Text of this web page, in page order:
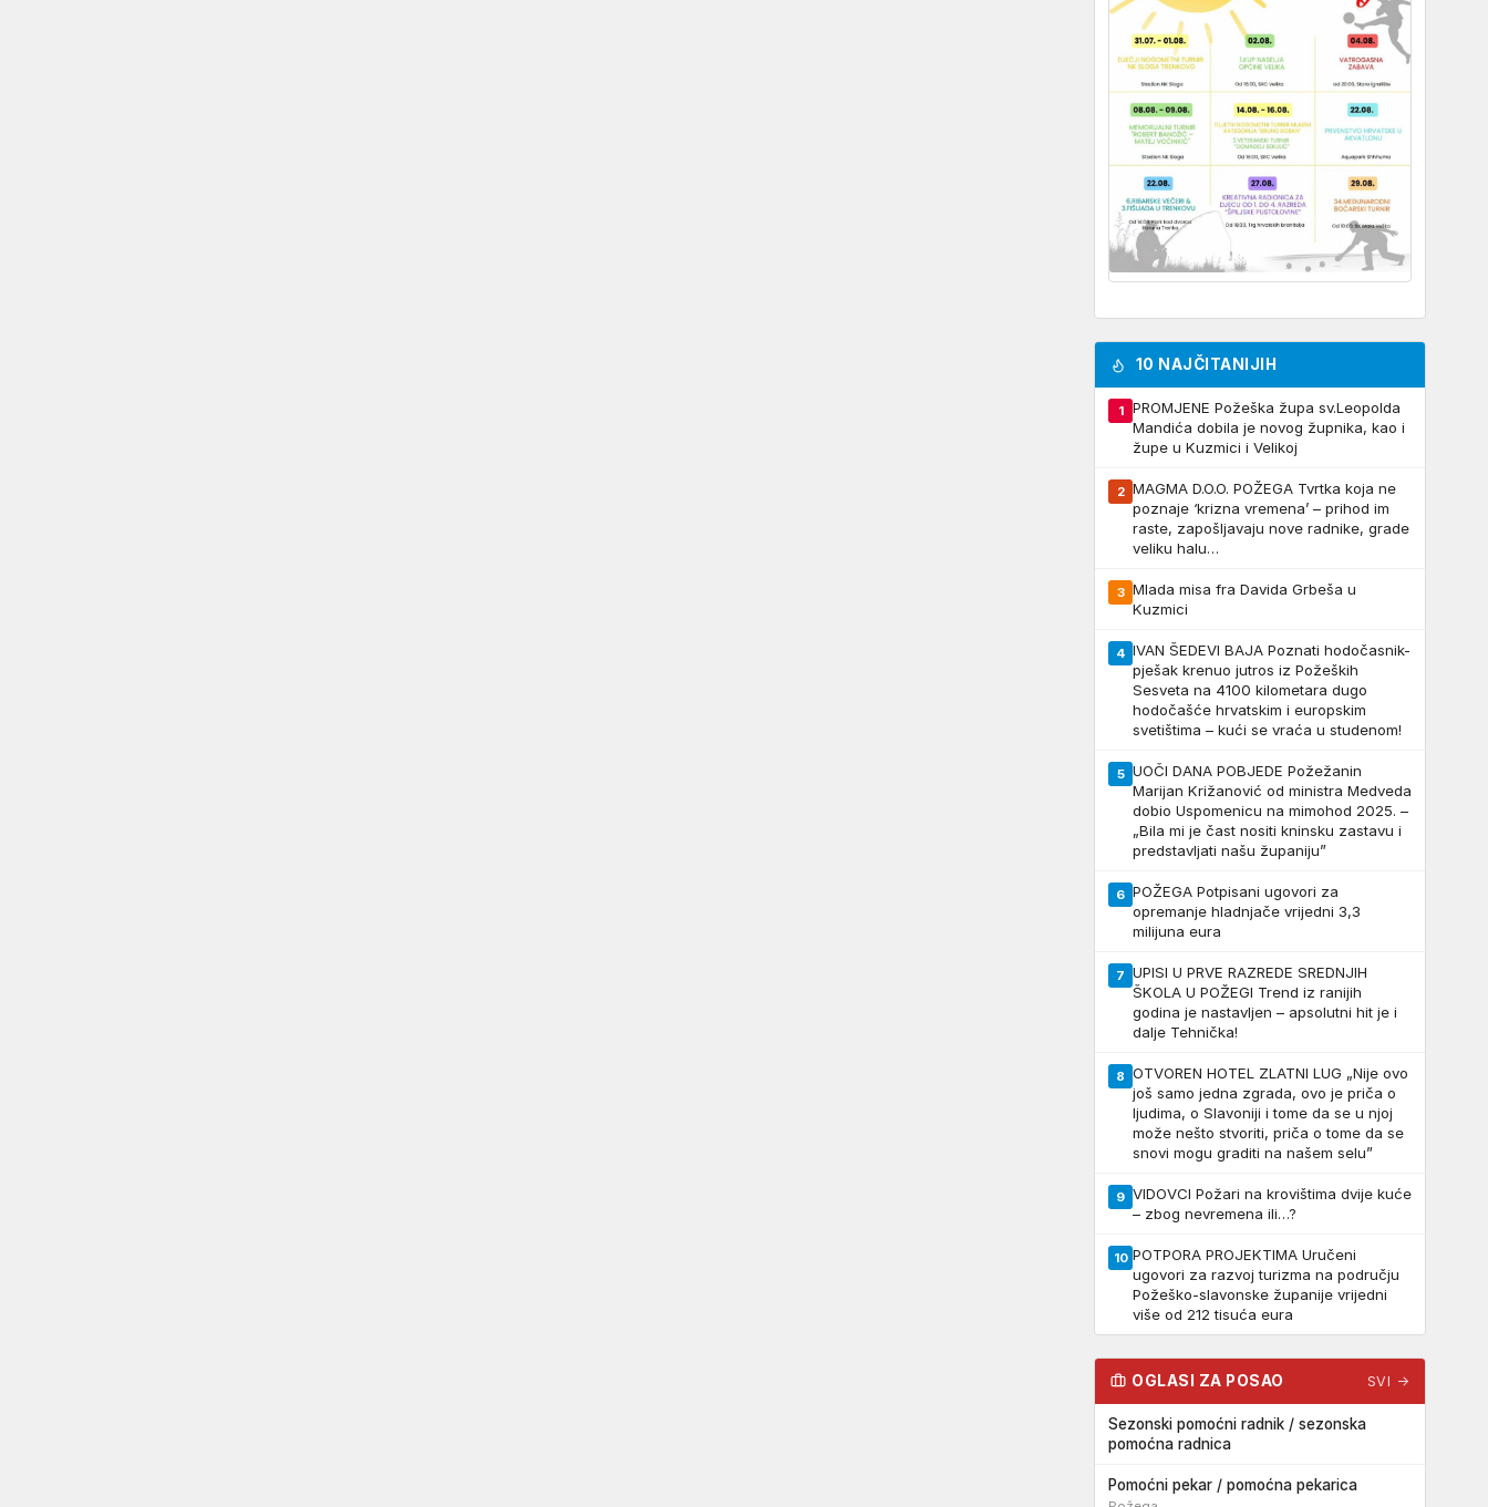
10 NAJČITANIJIH
1
PROMJENE Požeška župa sv.Leopolda
Mandića dobila je novog župnika, kao i
župe u Kuzmici i Velikoj
2 MAGMA D.O.O. POŽEGA Tvrtka koja ne
poznaje ‘krizna vremena’ – prihod im
raste, zapošljavaju nove radnike, grade
veliku halu…
3 Mlada misa fra Davida Grbeša u
Kuzmici
4 IVAN ŠEDEVI BAJA Poznati hodočasnik-
pješak krenuo jutros iz Požeških
Sesveta na 4100 kilometara dugo
hodočašće hrvatskim i europskim
svetištima – kući se vraća u studenom!
5 UOČI DANA POBJEDE Požežanin
Marijan Križanović od ministra Medveda
dobio Uspomenicu na mimohod 2025. –
„Bila mi je čast nositi kninsku zastavu i
predstavljati našu županiju”
6 POŽEGA Potpisani ugovori za
opremanje hladnjače vrijedni 3,3
milijuna eura
7 UPISI U PRVE RAZREDE SREDNJIH
ŠKOLA U POŽEGI Trend iz ranijih
godina je nastavljen – apsolutni hit je i
dalje Tehnička!
8 OTVOREN HOTEL ZLATNI LUG „Nije ovo
još samo jedna zgrada, ovo je priča o
ljudima, o Slavoniji i tome da se u njoj
može nešto stvoriti, priča o tome da se
snovi mogu graditi na našem selu”
9 VIDOVCI Požari na krovištima dvije kuće
– zbog nevremena ili…?
10 POTPORA PROJEKTIMA Uručeni
ugovori za razvoj turizma na području
Požeško-slavonske županije vrijedni
više od 212 tisuća eura
OGLASI ZA POSAO SVI →
Sezonski pomoćni radnik / sezonska
pomoćna radnica
Pomoćni pekar / pomoćna pekarica